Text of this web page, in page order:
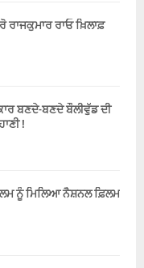
ਰਾਜਕੁਮਾਰ ਰਾਓ ਖ਼ਿਲਾਫ਼
ਬਣਦੇ-ਬਣਦੇ ਬੌਲੀਵੁੱਡ ਦੀ
!
ਨੂੰ ਮਿਲਿਆ ਨੈਸ਼ਨਲ ਫ਼ਿਲਮ